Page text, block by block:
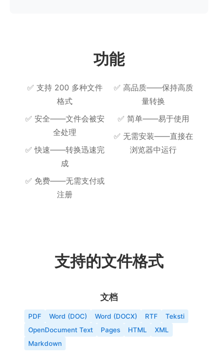
功能
✅ 支持 200 多种文件
格式
✅ 安全——文件会被安
全处理
✅快速——转换迅速完
成
✅ 免费——无需支付或
注册
✅ 高品质——保持高质
量转换
✅ 简单——易于使用
✅ 无需安装——直接在
浏览器中运行
支持的文件格式
文档
PDF Word (DOC) Word (DOCX) RTF
Teksti
OpenDocument Text
Pages HTML
XML
Markdown